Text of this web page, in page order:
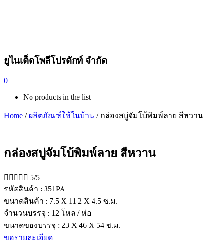
ยูไนเต็ดโพลีโปรดักท์ จำกัด
0
No products in the list
Home / ผลิตภัณฑ์ใช้ในบ้าน / กล่องสบู่จัมโบ้พิมพ์ลาย สีหวาน
กล่องสบู่จัมโบ้พิมพ์ลาย สีหวาน
     5/5
รหัสสินค้า : 351PA
ขนาดสินค้า : 7.5 X 11.2 X 4.5 ซ.ม.
จำนวนบรรจุ : 12 โหล / ห่อ
ขนาดของบรรจุ : 23 X 46 X 54 ซ.ม.
ขอรายละเอียด